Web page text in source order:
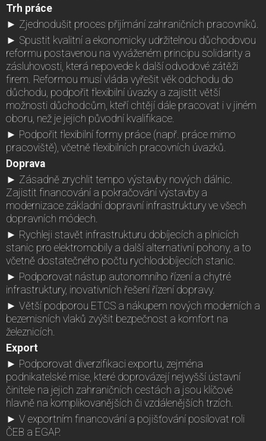
Trh práce
► Zjednodušit proces přijímání zahraničních pracovníků.
► Spustit kvalitní a ekonomicky udržitelnou důchodovou
reformu postavenou na vyváženém principu solidarity a
zásluhovosti, která nepovede k další odvodové zátěži
firem. Reformou musí vláda vyřešit věk odchodu do
důchodu, podpořit flexibilní úvazky a zajistit větší
možnosti důchodcům, kteří chtějí dále pracovat i v jiném
oboru, než je jejich původní kvalifikace.
► Podpořit flexibilní formy práce (např. práce mimo
pracoviště), včetně flexibilních pracovních úvazků.
Doprava
► Zásadně zrychlit tempo výstavby nových dálnic.
Zajistit financování a pokračování výstavby a
modernizace základní dopravní infrastruktury ve všech
dopravních módech.
► Rychleji stavět infrastrukturu dobíjecích a plnicích
stanic pro elektromobily a další alternativní pohony, a to
včetně dostatečného počtu rychlodobíjecích stanic.
► Podporovat nástup autonomního řízení a chytré
infrastruktury, inovativních řešení řízení dopravy.
► Větší podporou ETCS a nákupem nových moderních a
bezemisních vlaků zvýšit bezpečnost a komfort na
železnicích.
Export
► Podporovat diverzifikaci exportu, zejména
podnikatelské mise, které doprovázejí nejvyšší ústavní
činitele na jejich zahraničních cestách a jsou klíčové
hlavně na komplikovanějších či vzdálenějších trzích.
► V exportním financování a pojišťování posilovat roli
ČEB a EGAP.